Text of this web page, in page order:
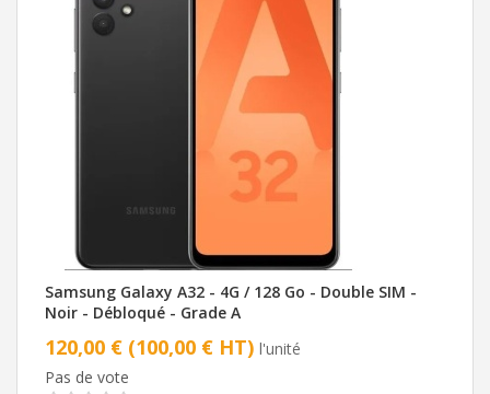
Samsung Galaxy A32 - 4G / 128 Go - Double SIM -
Noir - Débloqué - Grade A
120,00 € (100,00 € HT) l'unité
Pas de vote